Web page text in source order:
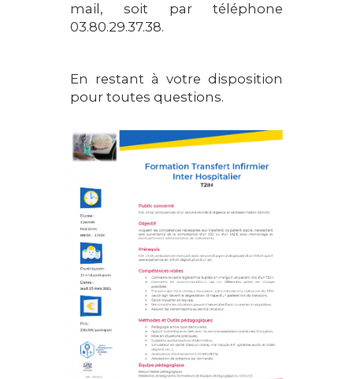
mail, soit par téléphone
03.80.29.37.38.
En restant à votre disposition
pour toutes questions.